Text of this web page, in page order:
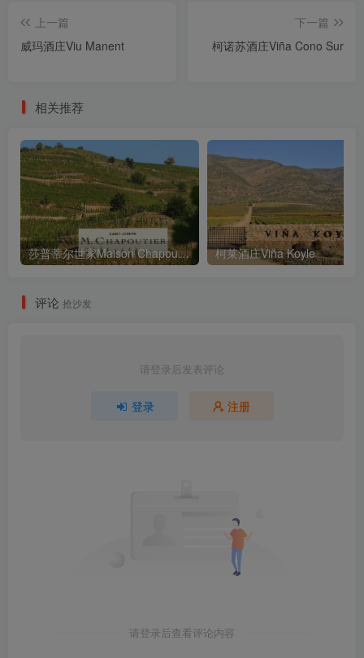
上一篇
威玛酒庄Viu Manent
下一篇
柯诺苏酒庄Viña Cono Sur
相关推荐
莎普蒂尔世家Maison Chapoutier 柯莱酒庄Viña Koyle
评论 抢沙发
请登录后发表评论
登录 注册
请登录后查看评论内容